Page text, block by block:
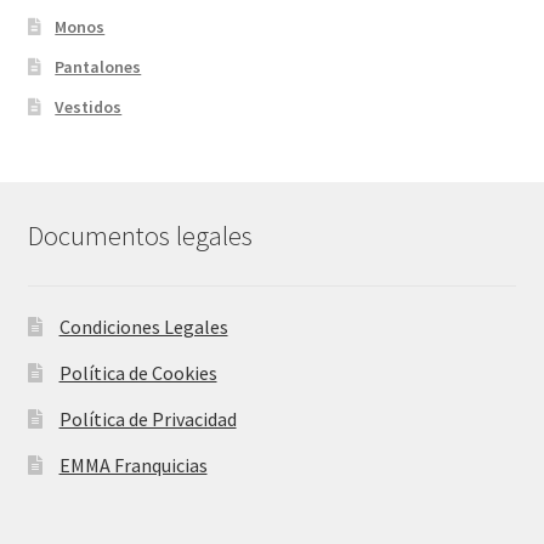
Monos
Pantalones
Vestidos
Documentos legales
Condiciones Legales
Política de Cookies
Política de Privacidad
EMMA Franquicias